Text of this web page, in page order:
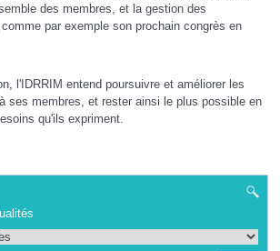
des membres, et la gestion des
par exemple son prochain congrès en
l'IDRRIM entend poursuivre et améliorer les
ses membres, et rester ainsi le plus possible en
qu'ils expriment.